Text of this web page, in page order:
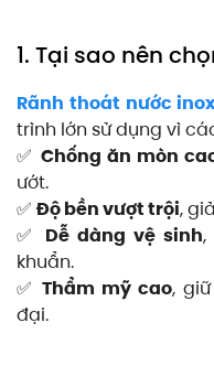
1. Tại sao nên
Rãnh thoát nước inox
trình lớn sử dụng vì
✅Chống ăn mòn
ướt.
✅ Độ bền vượt trội,
✅ Dễ dàng vệ sinh,
khuẩn.
✅Thẩm mỹ cao,
đại.